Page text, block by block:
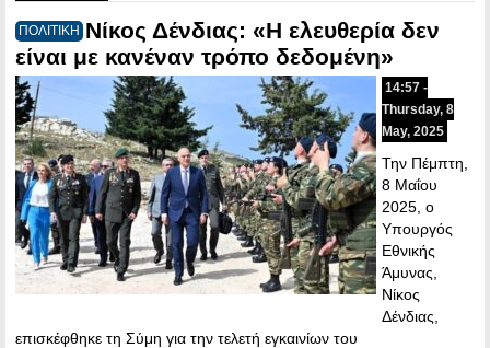
ΠΟΛΙΤΙΚΗ Νίκος Δένδιας: «Η ελευθερία δεν
είναι με κανέναν τρόπο δεδομένη»
14:57 -
Thursday, 8
May, 2025
Την Πέμπτη,
8 Μαΐου
2025, ο
Υπουργός
Εθνικής
Άμυνας,
Νίκος
Δένδιας,
επισκέφθηκε τη Σύμη για την τελετή εγκαινίων του